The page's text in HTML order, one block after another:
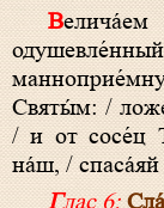
Велича́ем Тя́, Богоро́дице Де́во, / я́ко
Святы́м: /
/ и от сосе́ц
на́ш, /
Глас 6: